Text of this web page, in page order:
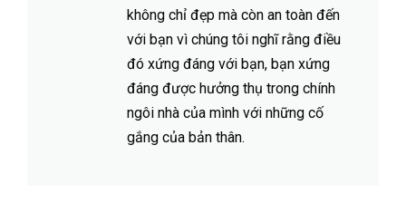
không chỉ đẹp mà còn an toàn đến
với bạn vì chúng tôi nghĩ rằng điều
đó xứng đáng với bạn, bạn xứng
đáng được hưởng thụ trong chính
ngôi nhà của mình với những cố
gắng của bản thân.